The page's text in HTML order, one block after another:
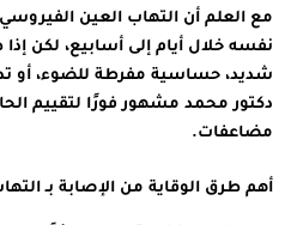
مع العلم أن التهاب العين
نفسه خلال أيام إلى أسابيع، لكن
شديد، حساسية مفرطة للضوء، أو
دكتور محمد مشهور فورًا لتقييم
مضاعفات.
أهم طرق الوقاية من الإصابة بـ